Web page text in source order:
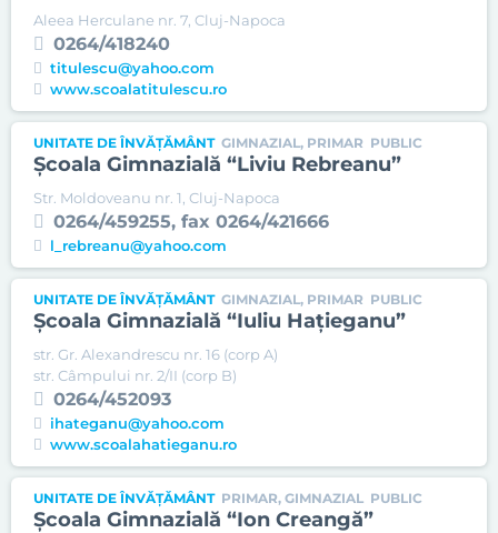
Aleea Herculane nr. 7, Cluj-Napoca
0264/418240
titulescu@yahoo.com
www.scoalatitulescu.ro
UNITATE DE ÎNVĂȚĂMÂNT GIMNAZIAL, PRIMAR PUBLIC
Şcoala Gimnazială “Liviu Rebreanu”
Str. Moldoveanu nr. 1, Cluj-Napoca
0264/459255, fax 0264/421666
l_rebreanu@yahoo.com
UNITATE DE ÎNVĂȚĂMÂNT GIMNAZIAL, PRIMAR PUBLIC
Şcoala Gimnazială “Iuliu Haţieganu”
str. Gr. Alexandrescu nr. 16 (corp A)
str. Câmpului nr. 2/II (corp B)
0264/452093
ihateganu@yahoo.com
www.scoalahatieganu.ro
UNITATE DE ÎNVĂȚĂMÂNT PRIMAR, GIMNAZIAL PUBLIC
Şcoala Gimnazială “Ion Creangă”